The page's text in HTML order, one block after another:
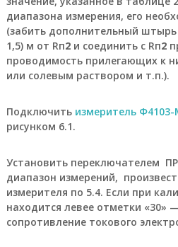
м
м
е
т
,
ш
т
у
с
т
в
р
диапазона измерения, его
(забить дополнительный
1,5) м от Rп2и соединить с Rп2
проводимость прилегающих к
или солевым раствором и т.п.).
Подключить измеритель Ф4103-
рисунком 6.1.
Установить переключателем
диапазон измерений,
измерителя по 5.4. Если при
находится левее отметки «30»
сопротивление токового